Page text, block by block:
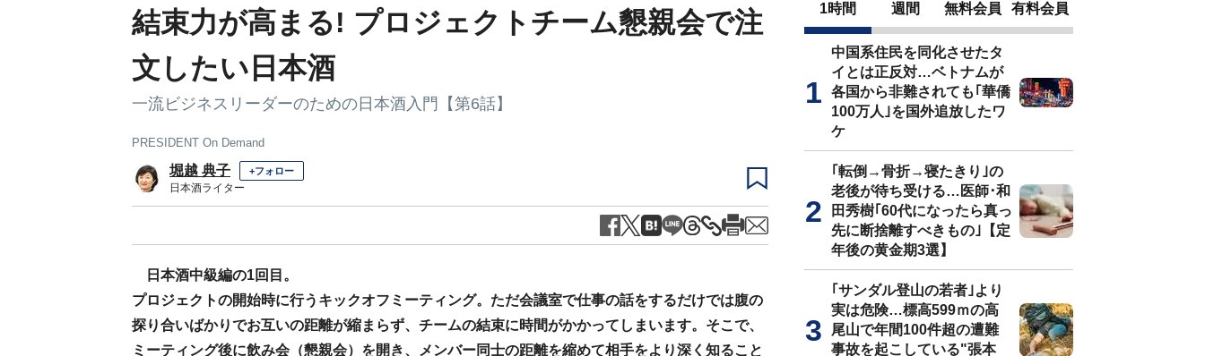
結束力が高まる! プロジェクトチーム懇親会で注
文したい日本酒
一流ビジネスリーダーのための日本酒入門【第6話】
PRESIDENT On Demand
堀越 典子 +フォロー
日本酒ライター
日本酒中級編の1回目。
プロジェクトの開始時に行うキックオフミーティング。ただ会議室で仕事の話をするだけでは腹の
探り合いばかりでお互いの距離が縮まらず、チームの結束に時間がかかってしまいます。そこで、
ミーティング後に飲み会（懇親会）を開き、メンバー同士の距離を縮めて相手をより深く知ること
1時間 週間 無料会員 有料会員
中国系住民を同化させたタ
イとは正反対…ベトナムが
各国から非難されても｢華僑
100万人｣を国外追放したワ
ケ
｢転倒→骨折→寝たきり｣の
老後が待ち受ける…医師･和
田秀樹｢60代になったら真っ
先に断捨離すべきもの｣【定
年後の黄金期3選】
｢サンダル登山の若者｣より
実は危険…標高599ｍの高
尾山で年間100件超の遭難
事故を起こしている"張本